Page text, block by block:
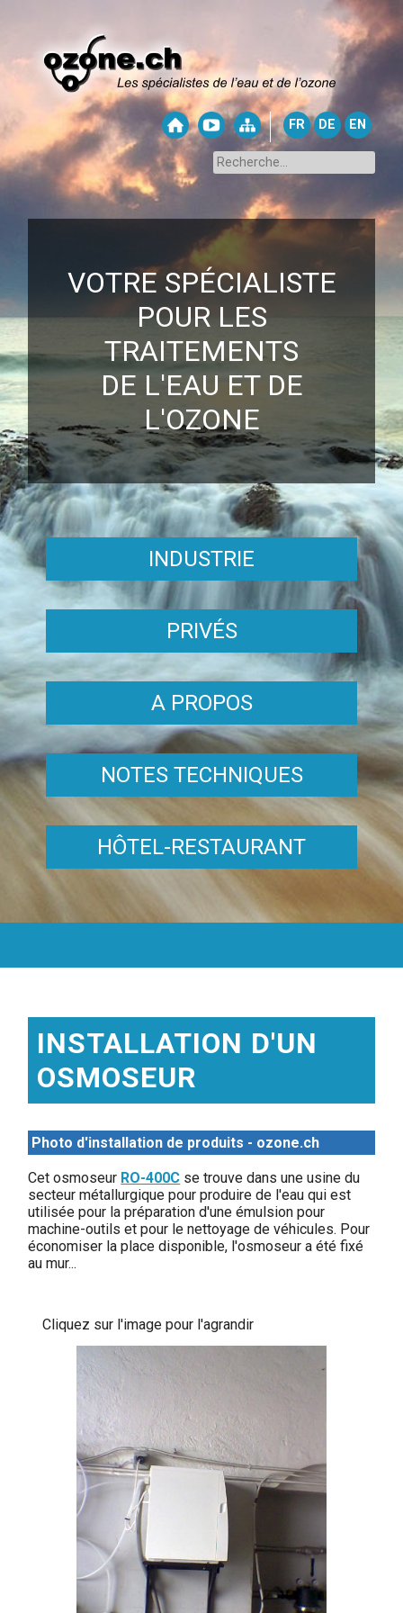
FR DE EN
VOTRE SPÉCIALISTE
POUR LES
TRAITEMENTS
DE L'EAU ET DE
L'OZONE
INDUSTRIE
PRIVÉS
A PROPOS
NOTES TECHNIQUES
HÔTEL-RESTAURANT
INSTALLATION D'UN
OSMOSEUR
Photo d'installation de produits - ozone.ch
Cet osmoseur RO-400C se trouve dans une usine du
secteur métallurgique pour produire de l'eau qui est
utilisée pour la préparation d'une émulsion pour
machine-outils et pour le nettoyage de véhicules. Pour
économiser la place disponible, l'osmoseur a été fixé
au mur...
Cliquez sur l'image pour l'agrandir